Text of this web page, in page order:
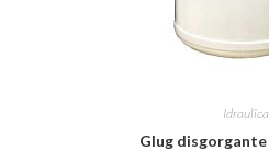
Idraulica
Glug